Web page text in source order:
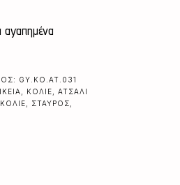
αγαπημένα
GY.KO.AT.031
ΚΟΛΙΈ
ΑΤΣΆΛΙ
ΚΟΛΙΈ ΣΤΑΥΡΌΣ